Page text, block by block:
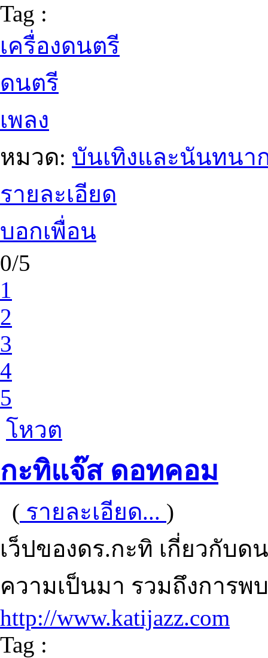
Tag :
เครื่องดนตรี
ดนตรี
เพลง
หมวด: บันเทิงและนันทนา
รายละเอียด
บอกเพื่อน
0/5
1
2
3
4
5
โหวต
กะทิแจ๊ส ดอทคอม
( รายละเอียด... )
เว็ปของดร.กะทิ เกี่ยวกับ
ความเป็นมา รวมถึงการ
http://www.katijazz.com
Tag :